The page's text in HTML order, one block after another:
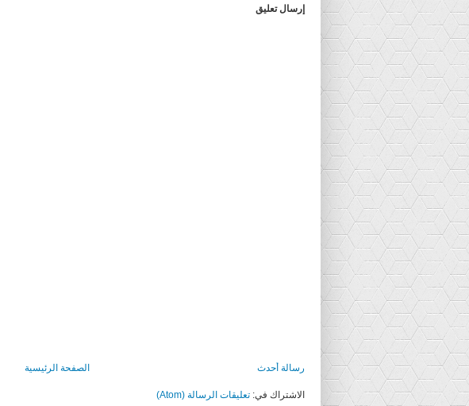
إرسال تعليق
رسالة أحدث الصفحة الرئيسية
الاشتراك في: تعليقات الرسالة (Atom)